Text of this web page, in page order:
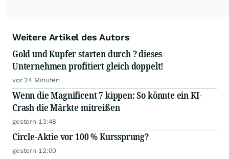
Weitere Artikel des Autors
Gold und Kupfer starten durch ? dieses
Unternehmen profitiert gleich doppelt!
vor 24 Minuten
Wenn die Magnificent 7 kippen: So könnte ein KI-
Crash die Märkte mitreißen
gestern 13:48
Circle-Aktie vor 100 % Kurssprung?
gestern 12:00